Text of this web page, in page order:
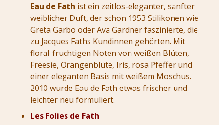
Eau de Fath ist ein zeitlos-eleganter, sanfter
weiblicher Duft, der schon 1953 Stilikonen wie
Greta Garbo oder Ava Gardner faszinierte, die
zu Jacques Faths Kundinnen gehörten. Mit
floral-fruchtigen Noten von weißen Blüten,
Freesie, Orangenblüte, Iris, rosa Pfeffer und
einer eleganten Basis mit weißem Moschus.
2010 wurde Eau de Fath etwas frischer und
leichter neu formuliert.
Les Folies de Fath